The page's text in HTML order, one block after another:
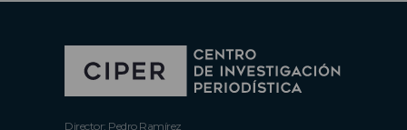
Director: Pedro Ramírez